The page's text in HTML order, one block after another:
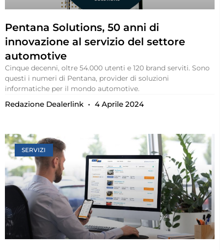
Pentana Solutions, 50 anni di
innovazione al servizio del settore
automotive
Cinque decenni, oltre 54.000 utenti e 120 brand serviti. Sono
questi i numeri di Pentana, provider di soluzioni
informatiche per il mondo automotive.
Redazione Dealerlink 4 Aprile 2024
SERVIZI